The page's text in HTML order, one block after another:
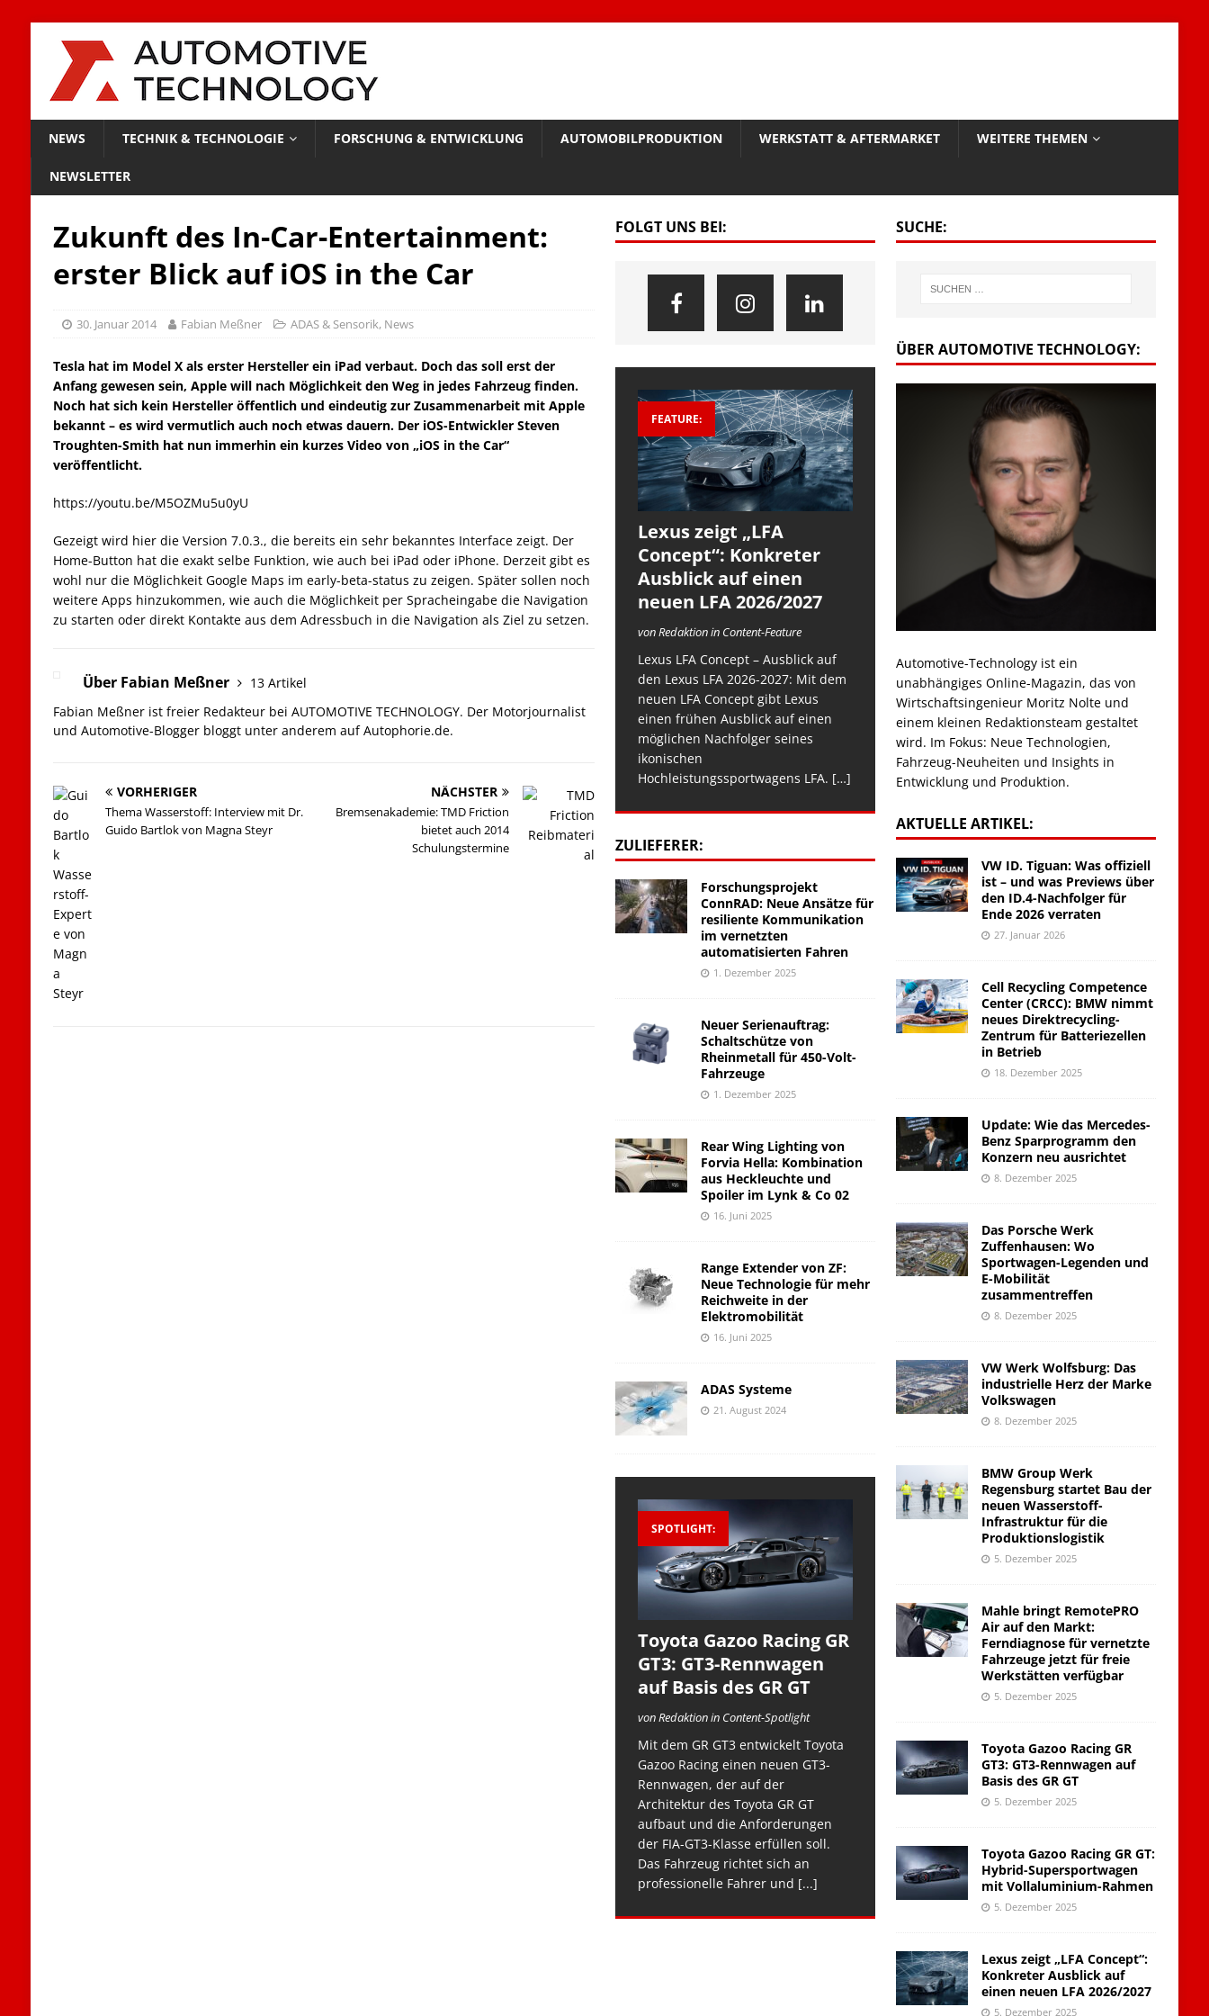
NEWS TECHNIK & TECHNOLOGIE FORSCHUNG & ENTWICKLUNG AUTOMOBILPRODUKTION WERKSTATT & AFTERMARKET WEITERE THEMEN
NEWSLETTER
Zukunft des In-Car-Entertainment:
erster Blick auf iOS in the Car
30. Januar 2014 Fabian Meßner ADAS & Sensorik, News
Tesla hat im Model X als erster Hersteller ein iPad verbaut. Doch das soll erst der
Anfang gewesen sein, Apple will nach Möglichkeit den Weg in jedes Fahrzeug finden.
Noch hat sich kein Hersteller öffentlich und eindeutig zur Zusammenarbeit mit Apple
bekannt – es wird vermutlich auch noch etwas dauern. Der iOS-Entwickler Steven
Troughten-Smith hat nun immerhin ein kurzes Video von „iOS in the Car“
veröffentlicht.
https://youtu.be/M5OZMu5u0yU
Gezeigt wird hier die Version 7.0.3., die bereits ein sehr bekanntes Interface zeigt. Der
Home-Button hat die exakt selbe Funktion, wie auch bei iPad oder iPhone. Derzeit gibt es
wohl nur die Möglichkeit Google Maps im early-beta-status zu zeigen. Später sollen noch
weitere Apps hinzukommen, wie auch die Möglichkeit per Spracheingabe die Navigation
zu starten oder direkt Kontakte aus dem Adressbuch in die Navigation als Ziel zu setzen.
Über Fabian Meßner
13 Artikel
Fabian Meßner ist freier Redakteur bei AUTOMOTIVE TECHNOLOGY. Der Motorjournalist
und Automotive-Blogger bloggt unter anderem auf Autophorie.de.
VORHERIGER
Thema Wasserstoff: Interview mit Dr.
Guido Bartlok von Magna Steyr
NÄCHSTER
Bremsenakademie: TMD Friction
bietet auch 2014
Schulungstermine
FOLGT UNS BEI:
FEATURE:
Lexus zeigt „LFA
Concept“: Konkreter
Ausblick auf einen
neuen LFA 2026/2027
von Redaktion in Content-Feature
Lexus LFA Concept – Ausblick auf
den Lexus LFA 2026-2027: Mit dem
neuen LFA Concept gibt Lexus
einen frühen Ausblick auf einen
möglichen Nachfolger seines
ikonischen
Hochleistungssportwagens LFA. […]
ZULIEFERER:
Forschungsprojekt
ConnRAD: Neue Ansätze für
resiliente Kommunikation
im vernetzten
automatisierten Fahren
1. Dezember 2025
Neuer Serienauftrag:
Schaltschütze von
Rheinmetall für 450-Volt-
Fahrzeuge
1. Dezember 2025
Rear Wing Lighting von
Forvia Hella: Kombination
aus Heckleuchte und
Spoiler im Lynk & Co 02
16. Juni 2025
Range Extender von ZF:
Neue Technologie für mehr
Reichweite in der
Elektromobilität
16. Juni 2025
ADAS Systeme
21. August 2024
SPOTLIGHT:
Toyota Gazoo Racing GR
GT3: GT3-Rennwagen
auf Basis des GR GT
von Redaktion in Content-Spotlight
Mit dem GR GT3 entwickelt Toyota
Gazoo Racing einen neuen GT3-
Rennwagen, der auf der
Architektur des Toyota GR GT
aufbaut und die Anforderungen
der FIA-GT3-Klasse erfüllen soll.
Das Fahrzeug richtet sich an
professionelle Fahrer und [...]
SUCHE:
ÜBER AUTOMOTIVE TECHNOLOGY:
Automotive-Technology ist ein
unabhängiges Online-Magazin, das von
Wirtschaftsingenieur Moritz Nolte und
einem kleinen Redaktionsteam gestaltet
wird. Im Fokus: Neue Technologien,
Fahrzeug-Neuheiten und Insights in
Entwicklung und Produktion.
AKTUELLE ARTIKEL:
VW ID. Tiguan: Was offiziell
ist – und was Previews über
den ID.4-Nachfolger für
Ende 2026 verraten
27. Januar 2026
Cell Recycling Competence
Center (CRCC): BMW nimmt
neues Direktrecycling-
Zentrum für Batteriezellen
in Betrieb
18. Dezember 2025
Update: Wie das Mercedes-
Benz Sparprogramm den
Konzern neu ausrichtet
8. Dezember 2025
Das Porsche Werk
Zuffenhausen: Wo
Sportwagen-Legenden und
E-Mobilität
zusammentreffen
8. Dezember 2025
VW Werk Wolfsburg: Das
industrielle Herz der Marke
Volkswagen
8. Dezember 2025
BMW Group Werk
Regensburg startet Bau der
neuen Wasserstoff-
Infrastruktur für die
Produktionslogistik
5. Dezember 2025
Mahle bringt RemotePRO
Air auf den Markt:
Ferndiagnose für vernetzte
Fahrzeuge jetzt für freie
Werkstätten verfügbar
5. Dezember 2025
Toyota Gazoo Racing GR
GT3: GT3-Rennwagen auf
Basis des GR GT
5. Dezember 2025
Toyota Gazoo Racing GR GT:
Hybrid-Supersportwagen
mit Vollaluminium-Rahmen
5. Dezember 2025
Lexus zeigt „LFA Concept“:
Konkreter Ausblick auf
einen neuen LFA 2026/2027
5. Dezember 2025